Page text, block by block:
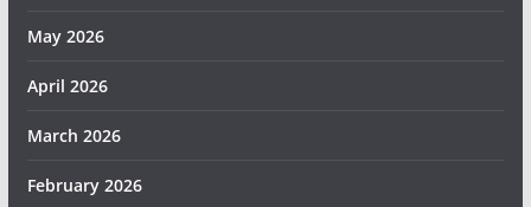
May 2026
April 2026
March 2026
February 2026